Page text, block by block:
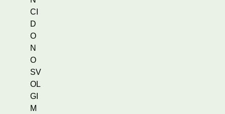
CI
D
O
N
O
SV
OL
GI
M